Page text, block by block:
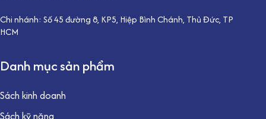
Chi nhánh: Số 45 đường 8, KP5, Hiệp Bình Chánh, Thủ Đức, TP
HCM
Danh mục sản phẩm
Sách kinh doanh